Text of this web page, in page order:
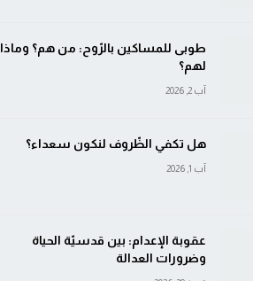
طوبى للمساكين بالرّوح: من هم؟ وماذا
لهم؟
آب 2, 2026
هل تكفي الظّروف لنكون سعداء؟
آب 1, 2026
عقوبة الإعدام: بين قدسيّة الحياة
وضرورات العدالة